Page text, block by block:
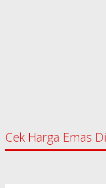
Cek Harga Emas